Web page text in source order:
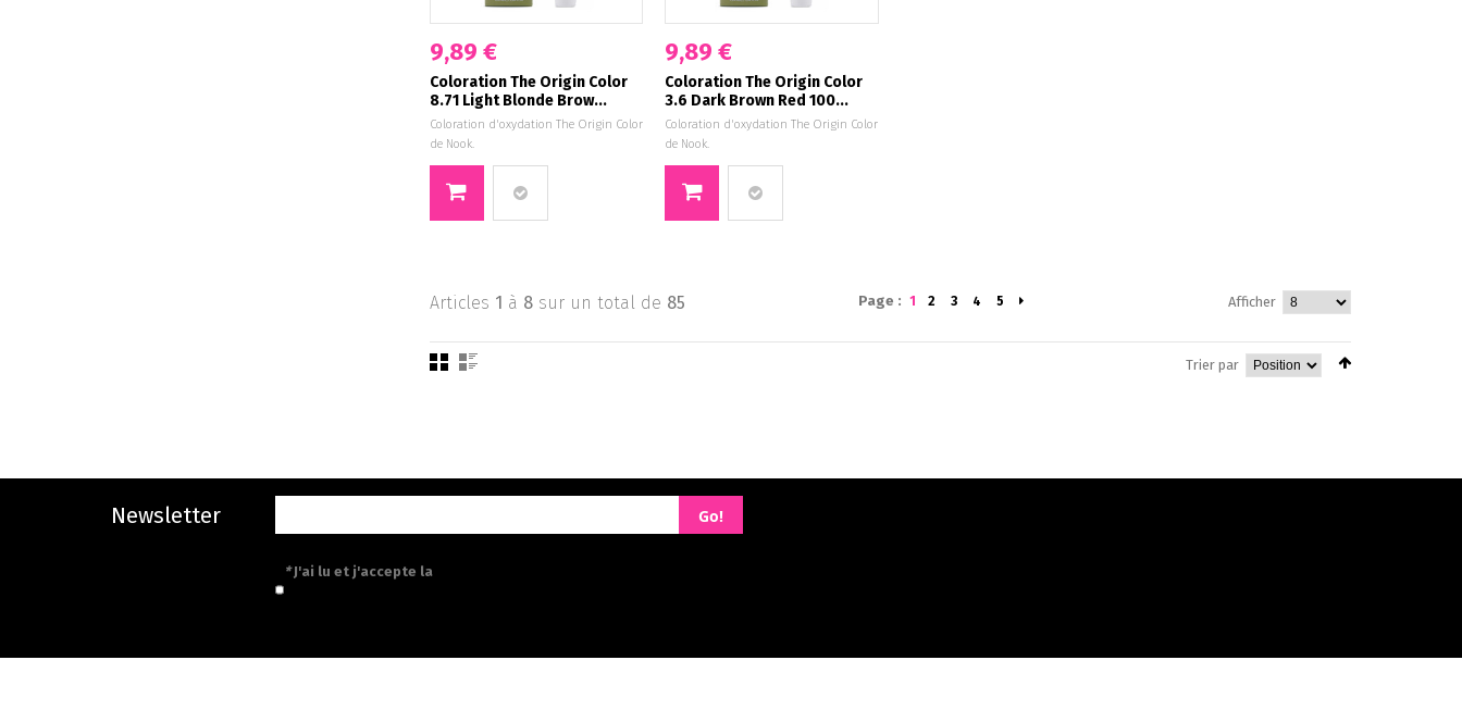
9,89 €
Coloration The Origin Color
8.71 Light Blonde Brow...
Coloration d'oxydation The Origin Color
de Nook.
9,89 €
Coloration The Origin Color
3.6 Dark Brown Red 100...
Coloration d'oxydation The Origin Color
de Nook.
Articles 1 à 8sur un total de 85 Afficher
Page : 1 2 3 4 5
Trier par
Newsletter Go!
*J'ai lu et j'accepte la